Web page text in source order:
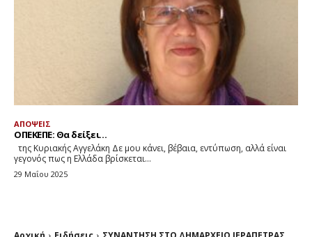
ΑΠΟΨΕΙΣ
ΟΠΕΚΕΠΕ: Θα δείξει…
γεγονός πως η Ελλάδα βρίσκεται...
29 Μαΐου 2025